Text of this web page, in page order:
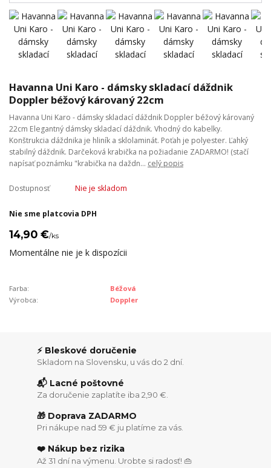
Havanna Uni Karo - dámsky skladací dáždnik
Doppler béžový károvaný 22cm
Havanna Uni Karo - dámsky skladací dáždnik Doppler béžový károvaný
22cm Elegantný dámsky skladací dáždnik. Vhodný do kabelky.
Konštrukcia dáždnika je hliník a sklolaminát. Poťah je polyester. Ľahký
stabilný dáždnik. Darčeková krabička na požiadanie ZADARMO! (stačí
napísať poznámku "krabička na daždn... celý popis
Dostupnosť Nie je skladom
Nie sme platcovia DPH
14,90 €/ks
Momentálne nie je k dispozícii
Farba:
Béžová
Výrobca:
Doppler
⚡ Bleskové doručenie
Skladom na Slovensku, u vás do 2 dní.
📬 Lacné poštovné
Za doručenie zaplatíte iba 2,90 €.
🎁 Doprava ZADARMO
Pri nákupe nad 59 € ju platíme za vás.
❤️ Nákup bez rizika
Až 31 dní na výmenu. Urobte si radosť! 👜